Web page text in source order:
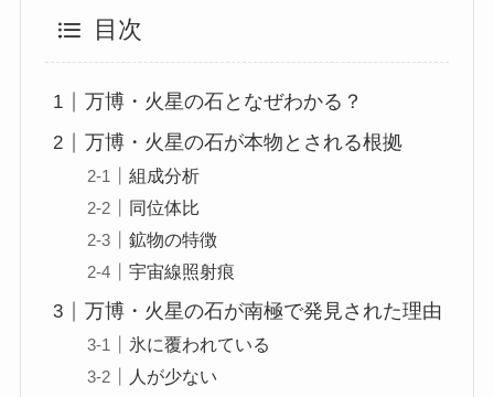
目次
万博・火星の石となぜわかる？
万博・火星の石が本物とされる根拠
組成分析
同位体比
鉱物の特徴
宇宙線照射痕
万博・火星の石が南極で発見された理由
氷に覆われている
人が少ない